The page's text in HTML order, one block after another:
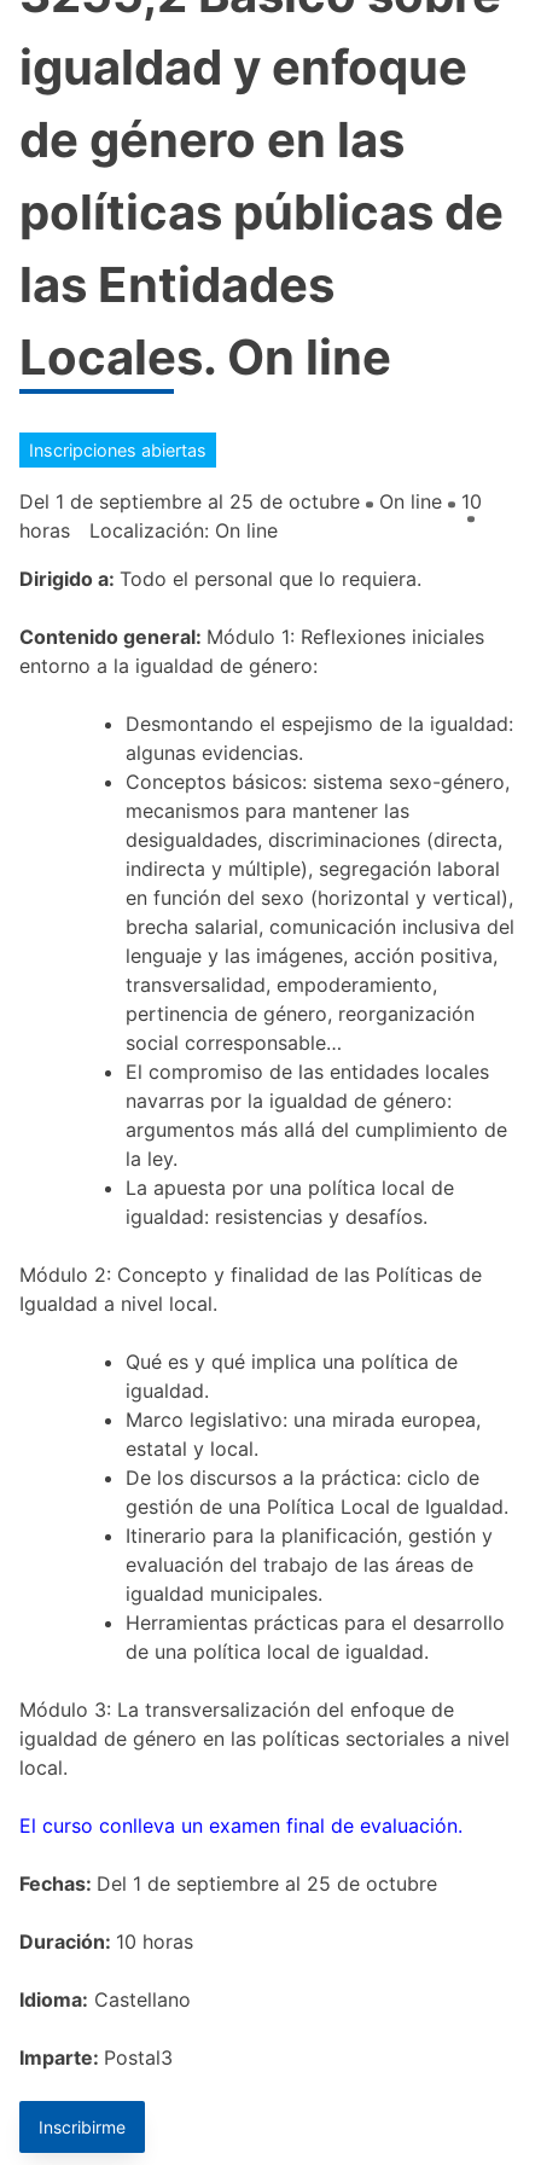
igualdad y enfoque
de género en las
políticas públicas de
las Entidades
Locales. On line
Inscripciones abiertas
Del 1 de septiembre al 25 de octubre On line
10
horas
Localización: On line
Dirigido a: Todo el personal que lo requiera.
Contenido general: Módulo 1: Reflexiones iniciales
entorno a la igualdad de género:
Desmontando el espejismo de la igualdad:
algunas evidencias.
Conceptos básicos: sistema sexo-género,
mecanismos para mantener las
desigualdades, discriminaciones (directa,
indirecta y múltiple), segregación laboral
en función del sexo (horizontal y vertical),
brecha salarial, comunicación inclusiva del
lenguaje y las imágenes, acción positiva,
transversalidad, empoderamiento,
pertinencia de género, reorganización
social corresponsable…
El compromiso de las entidades locales
navarras por la igualdad de género:
argumentos más allá del cumplimiento de
la ley.
La apuesta por una política local de
igualdad: resistencias y desafíos.
Módulo 2: Concepto y finalidad de las Políticas de
Igualdad a nivel local.
Qué es y qué implica una política de
igualdad.
Marco legislativo: una mirada europea,
estatal y local.
De los discursos a la práctica: ciclo de
gestión de una Política Local de Igualdad.
Itinerario para la planificación, gestión y
evaluación del trabajo de las áreas de
igualdad municipales.
Herramientas prácticas para el desarrollo
de una política local de igualdad.
Módulo 3: La transversalización del enfoque de
igualdad de género en las políticas sectoriales a nivel
local.
El curso conlleva un examen final de evaluación.
Fechas: Del 1 de septiembre al 25 de octubre
Duración: 10 horas
Idioma: Castellano
Imparte: Postal3
Inscribirme